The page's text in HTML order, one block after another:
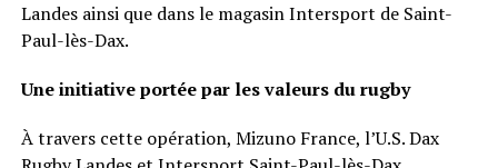
Landes ainsi que dans le magasin Intersport de Saint-
Paul-lès-Dax.
Une initiative portée par les valeurs du rugby
À travers cette opération, Mizuno France, l’U.S. Dax